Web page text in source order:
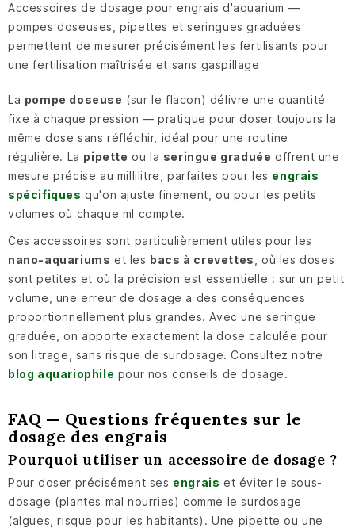
Accessoires de dosage pour engrais d'aquarium —
pompes doseuses, pipettes et seringues graduées
permettent de mesurer précisément les fertilisants pour
une fertilisation maîtrisée et sans gaspillage
La pompe doseuse (sur le flacon) délivre une quantité
fixe à chaque pression — pratique pour doser toujours la
même dose sans réfléchir, idéal pour une routine
régulière. La pipette ou la seringue graduée offrent une
mesure précise au millilitre, parfaites pour les engrais
spécifiques qu'on ajuste finement, ou pour les petits
volumes où chaque ml compte.
Ces accessoires sont particulièrement utiles pour les
nano-aquariums et les bacs à crevettes
, où les doses
sont petites et où la précision est essentielle : sur un petit
volume, une erreur de dosage a des conséquences
proportionnellement plus grandes. Avec une seringue
graduée, on apporte exactement la dose calculée pour
son litrage, sans risque de surdosage. Consultez notre
blog aquariophile pour nos conseils de dosage.
FAQ — Questions fréquentes sur le
dosage des engrais
Pourquoi utiliser un accessoire de dosage ?
Pour doser précisément ses engrais et éviter le sous-
dosage (plantes mal nourries) comme le surdosage
(algues, risque pour les habitants). Une pipette ou une